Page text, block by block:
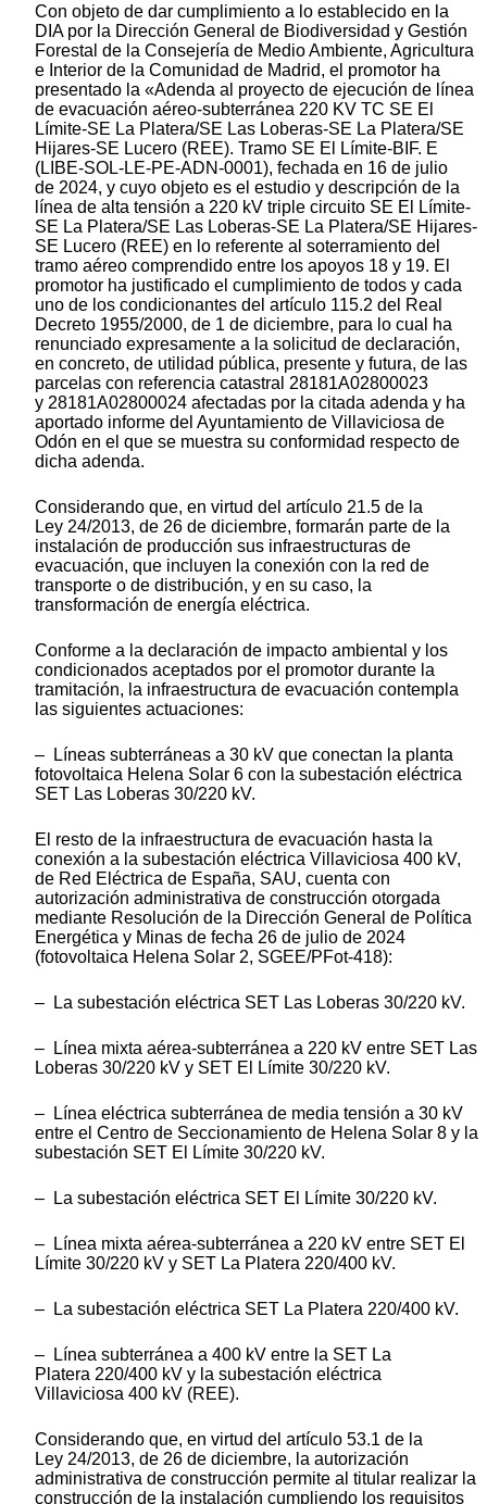
Con objeto de dar cumplimiento a lo establecido en la
DIA por la Dirección General de Biodiversidad y Gestión
Forestal de la Consejería de Medio Ambiente, Agricultura
e Interior de la Comunidad de Madrid, el promotor ha
presentado la «Adenda al proyecto de ejecución de línea
de evacuación aéreo-subterránea 220 KV TC SE El
Límite-SE La Platera/SE Las Loberas-SE La Platera/SE
Hijares-SE Lucero (REE). Tramo SE El Límite-BIF. E
(LIBE-SOL-LE-PE-ADN-0001), fechada en 16 de julio
de 2024, y cuyo objeto es el estudio y descripción de la
línea de alta tensión a 220 kV triple circuito SE El Límite-
SE La Platera/SE Las Loberas-SE La Platera/SE Hijares-
SE Lucero (REE) en lo referente al soterramiento del
tramo aéreo comprendido entre los apoyos 18 y 19. El
promotor ha justificado el cumplimiento de todos y cada
uno de los condicionantes del artículo 115.2 del Real
Decreto 1955/2000, de 1 de diciembre, para lo cual ha
renunciado expresamente a la solicitud de declaración,
en concreto, de utilidad pública, presente y futura, de las
parcelas con referencia catastral 28181A02800023
y 28181A02800024 afectadas por la citada adenda y ha
aportado informe del Ayuntamiento de Villaviciosa de
Odón en el que se muestra su conformidad respecto de
dicha adenda.
Considerando que, en virtud del artículo 21.5 de la
Ley 24/2013, de 26 de diciembre, formarán parte de la
instalación de producción sus infraestructuras de
evacuación, que incluyen la conexión con la red de
transporte o de distribución, y en su caso, la
transformación de energía eléctrica.
Conforme a la declaración de impacto ambiental y los
condicionados aceptados por el promotor durante la
tramitación, la infraestructura de evacuación contempla
las siguientes actuaciones:
– Líneas subterráneas a 30 kV que conectan la planta
fotovoltaica Helena Solar 6 con la subestación eléctrica
SET Las Loberas 30/220 kV.
El resto de la infraestructura de evacuación hasta la
conexión a la subestación eléctrica Villaviciosa 400 kV,
de Red Eléctrica de España, SAU, cuenta con
autorización administrativa de construcción otorgada
mediante Resolución de la Dirección General de Política
Energética y Minas de fecha 26 de julio de 2024
(fotovoltaica Helena Solar 2, SGEE/PFot-418):
– La subestación eléctrica SET Las Loberas 30/220 kV.
– Línea mixta aérea-subterránea a 220 kV entre SET Las
Loberas 30/220 kV y SET El Límite 30/220 kV.
– Línea eléctrica subterránea de media tensión a 30 kV
entre el Centro de Seccionamiento de Helena Solar 8 y la
subestación SET El Límite 30/220 kV.
– La subestación eléctrica SET El Límite 30/220 kV.
– Línea mixta aérea-subterránea a 220 kV entre SET El
Límite 30/220 kV y SET La Platera 220/400 kV.
– La subestación eléctrica SET La Platera 220/400 kV.
– Línea subterránea a 400 kV entre la SET La
Platera 220/400 kV y la subestación eléctrica
Villaviciosa 400 kV (REE).
Considerando que, en virtud del artículo 53.1 de la
Ley 24/2013, de 26 de diciembre, la autorización
administrativa de construcción permite al titular realizar la
construcción de la instalación cumpliendo los requisitos